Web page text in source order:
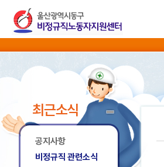
최근소식
공지사항
비정규직 관련소식